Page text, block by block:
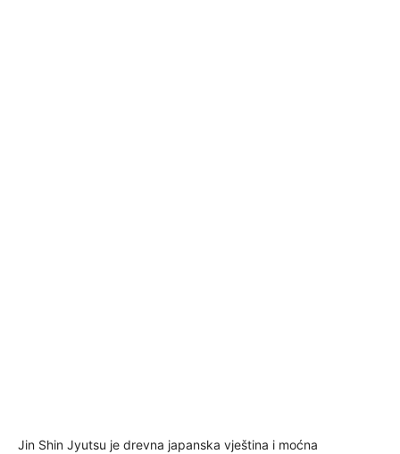
Jin Shin Jyutsu je drevna japanska vještina i moćna